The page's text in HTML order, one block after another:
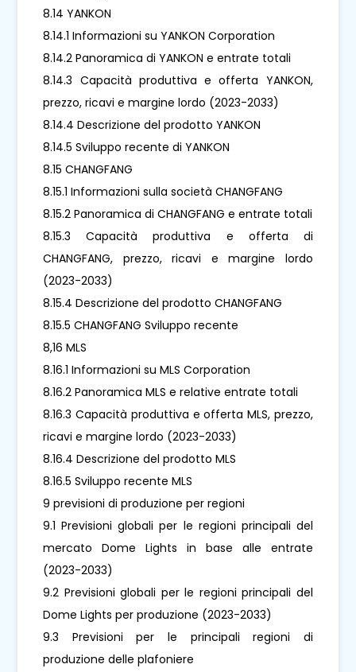
8.14 YANKON
8.14.1 Informazioni su YANKON Corporation
8.14.2 Panoramica di YANKON e entrate totali
8.14.3 Capacità produttiva e offerta YANKON,
prezzo, ricavi e margine lordo (2023-2033)
8.14.4 Descrizione del prodotto YANKON
8.14.5 Sviluppo recente di YANKON
8.15 CHANGFANG
8.15.1 Informazioni sulla società CHANGFANG
8.15.2 Panoramica di CHANGFANG e entrate totali
8.15.3 Capacità produttiva e offerta di
CHANGFANG, prezzo, ricavi e margine lordo
(2023-2033)
8.15.4 Descrizione del prodotto CHANGFANG
8.15.5 CHANGFANG Sviluppo recente
8,16 MLS
8.16.1 Informazioni su MLS Corporation
8.16.2 Panoramica MLS e relative entrate totali
8.16.3 Capacità produttiva e offerta MLS, prezzo,
ricavi e margine lordo (2023-2033)
8.16.4 Descrizione del prodotto MLS
8.16.5 Sviluppo recente MLS
9 previsioni di produzione per regioni
9.1 Previsioni globali per le regioni principali del
mercato Dome Lights in base alle entrate
(2023-2033)
9.2 Previsioni globali per le regioni principali del
Dome Lights per produzione (2023-2033)
9.3 Previsioni per le principali regioni di
produzione delle plafoniere